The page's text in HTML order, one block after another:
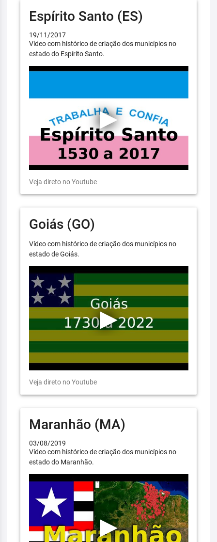
Espírito Santo (ES)
19/11/2017
Vídeo com histórico de criação dos municípios no
estado do Espírito Santo.
Veja direto no Youtube
Goiás (GO)
Vídeo com histórico de criação dos municípios no
estado de Goiás.
Veja direto no Youtube
Maranhão (MA)
03/08/2019
Vídeo com histórico de criação dos municípios no
estado do Maranhão.